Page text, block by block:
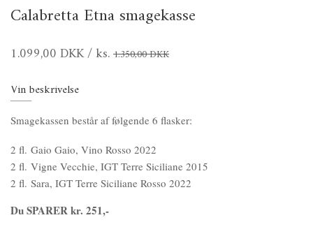
Calabretta Etna smagekasse
1.099,00 DKK/ ks. 1.350,00 DKK
Vin beskrivelse
Smagekassen består af følgende 6 flasker:
2 fl. Gaio Gaio, Vino Rosso 2022
2 fl. Vigne Vecchie, IGT Terre Siciliane 2015
2 fl. Sara, IGT Terre Siciliane Rosso 2022
Du SPARER kr. 251,-